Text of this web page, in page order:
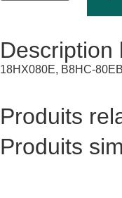
Description
18HX080E, B8HC-
Produits
Produits